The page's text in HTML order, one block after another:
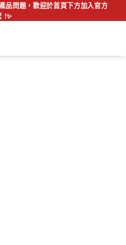
品問題，歡迎於首頁下方加入官方
!✨